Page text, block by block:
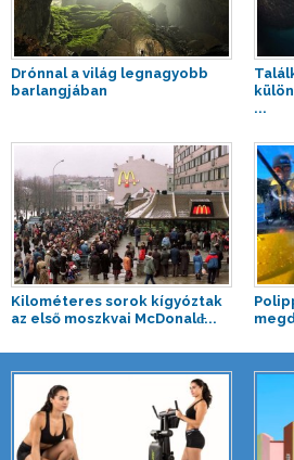
Drónnal a világ legnagyobb
barlangjában
...
Kilométeres sorok kígyóztak
az első moszkvai McDonald̵...